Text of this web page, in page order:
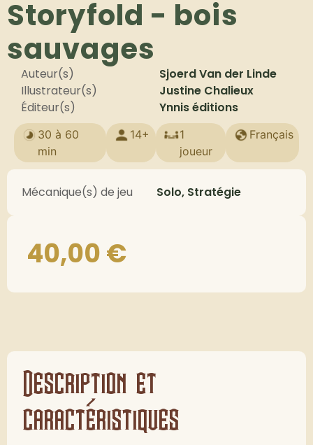
Storyfold - bois
sauvages
Auteur(s)
Sjoerd Van der Linde
Illustrateur(s)
Justine Chalieux
Éditeur(s)
Ynnis éditions
30 à 60
min
14+
1
joueur
Français
Mécanique(s) de jeu Solo, Stratégie
40,00€
Description et
caractéristiques